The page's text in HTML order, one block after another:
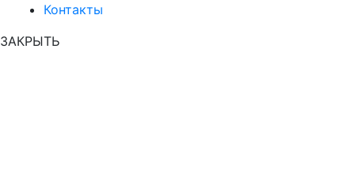
Контакты
ЗАКРЫТЬ